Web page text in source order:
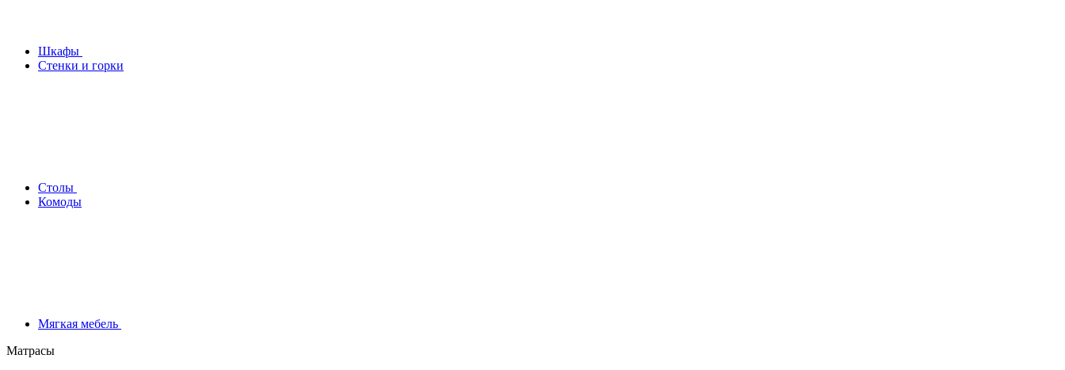
Шкафы
Стенки и горки
Столы
Комоды
Мягкая мебель
Матрасы